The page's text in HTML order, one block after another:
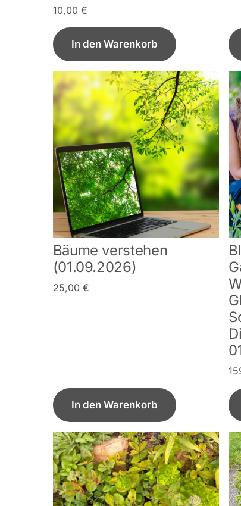
10,00 €
In den Warenkorb
Bäume verstehen
(01.09.2026)
25,00 €
In den Warenkorb